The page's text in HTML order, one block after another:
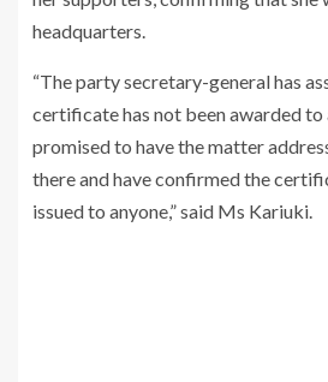
headquarters.
“The party secretary-general has
certificate has not been awarded to
promised to have the matter
there and have confirmed the
issued to anyone,” said Ms Kariuki.